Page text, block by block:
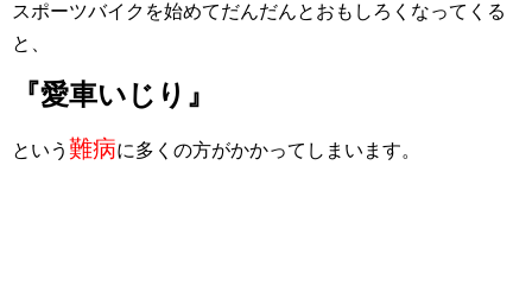
スポーツバイクを始めてだんだんとおもしろくなってくる
と、
『愛車いじり』
という 難病に多くの方がかかってしまいます。